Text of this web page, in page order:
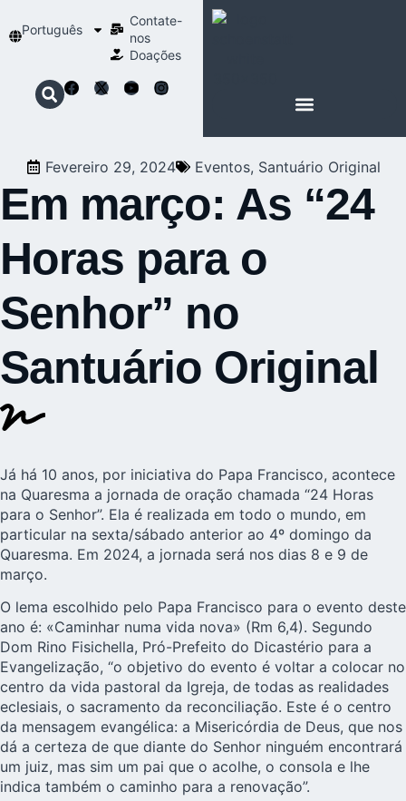
Português
Contate-
nos
Doações
Fevereiro 29, 2024 Eventos, Santuário Original
Em março: As “24
Horas para o
Senhor” no
Santuário Original
Já há 10 anos, por iniciativa do Papa Francisco, acontece
na Quaresma a jornada de oração chamada “24 Horas
para o Senhor”. Ela é realizada em todo o mundo, em
particular na sexta/sábado anterior ao 4º domingo da
Quaresma. Em 2024, a jornada será nos dias 8 e 9 de
março.
O lema escolhido pelo Papa Francisco para o evento deste
ano é: «Caminhar numa vida nova» (Rm 6,4). Segundo
Dom Rino Fisichella, Pró-Prefeito do Dicastério para a
Evangelização, “o objetivo do evento é voltar a colocar no
centro da vida pastoral da Igreja, de todas as realidades
eclesiais, o sacramento da reconciliação. Este é o centro
da mensagem evangélica: a Misericórdia de Deus, que nos
dá a certeza de que diante do Senhor ninguém encontrará
um juiz, mas sim um pai que o acolhe, o consola e lhe
indica também o caminho para a renovação”.